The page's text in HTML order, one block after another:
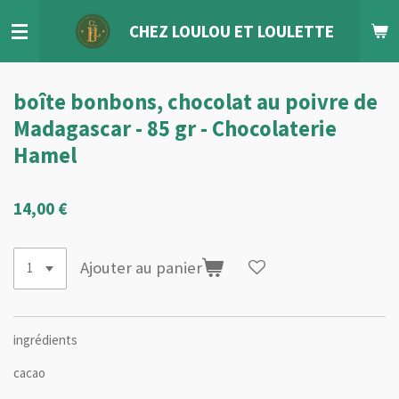
au
CHEZ LOULOU ET LOULETTE
boîte bonbons, chocolat au poivre de
Madagascar - 85 gr - Chocolaterie
Hamel
14,00 €
Ajouter au panier
ingrédients
cacao